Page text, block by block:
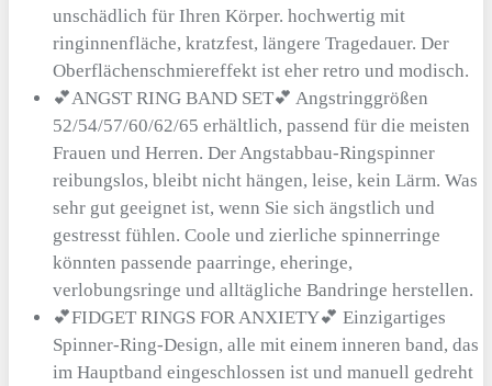
unschädlich für Ihren Körper. hochwertig mit
ringinnenfläche, kratzfest, längere Tragedauer. Der
Oberflächenschmiereffekt ist eher retro und modisch.
💕ANGST RING BAND SET💕 Angstringgrößen
52/54/57/60/62/65 erhältlich, passend für die meisten
Frauen und Herren. Der Angstabbau-Ringspinner
reibungslos, bleibt nicht hängen, leise, kein Lärm. Was
sehr gut geeignet ist, wenn Sie sich ängstlich und
gestresst fühlen. Coole und zierliche spinnerringe
könnten passende paarringe, eheringe,
verlobungsringe und alltägliche Bandringe herstellen.
💕FIDGET RINGS FOR ANXIETY💕 Einzigartiges
Spinner-Ring-Design, alle mit einem inneren band, das
im Hauptband eingeschlossen ist und manuell gedreht